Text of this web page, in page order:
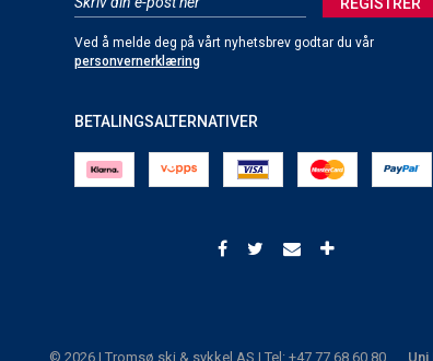
Ved å melde deg på vårt nyhetsbrev godtar du vår
personvernerklæring
BETALINGSALTERNATIVER
© 2026 | Tromsø ski & sykkel AS | Tel: +47 77 68 60 80 Uni